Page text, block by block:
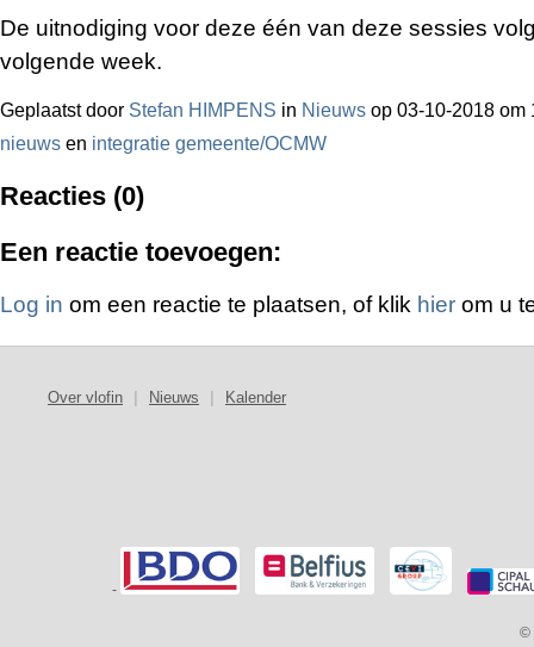
De uitnodiging voor deze één van deze sessies
volgende week.
Geplaatst door Stefan HIMPENS in Nieuws op 03-10-2018 om
nieuws en integratie gemeente/OCMW
Reacties (0)
Een reactie toevoegen:
Log in om een reactie te plaatsen, of klik hier om u
Over vlofin Nieuws Kalender
-
©